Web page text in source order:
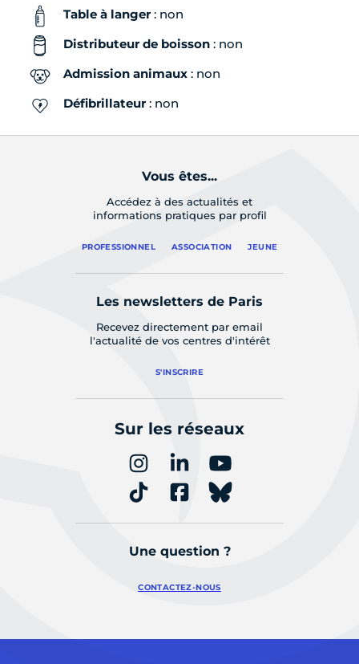
Table à langer: non
Distributeur de boisson : non
Admission animaux : non
Défibrillateur: non
Vous êtes...
Accédez à des actualités et
informations pratiques par profil
PROFESSIONNEL ASSOCIATION JEUNE
Les newsletters de Paris
Recevez directement par email
l'actualité de vos centres d'intérêt
S'INSCRIRE
Sur les réseaux
Une question ?
CONTACTEZ-NOUS